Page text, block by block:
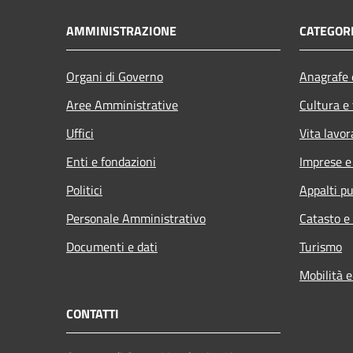
AMMINISTRAZIONE
Organi di Governo
Aree Amministrative
Uffici
Enti e fondazioni
Politici
Personale Amministrativo
Documenti e dati
Cultura
Vita
Imprese
Appalti
Catasto
Turismo
Mobilità
CONTATTI